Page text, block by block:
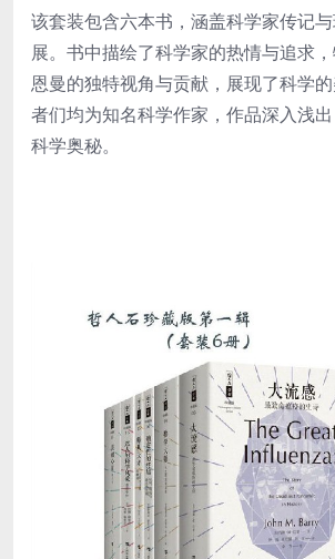
该套装包含六本书，涵盖科学家传记
展。书中描绘了科学家的热情与追求
恩曼的独特视角与贡献，展现了科学
者们均为知名科学作家，作品深入浅
科学奥秘。